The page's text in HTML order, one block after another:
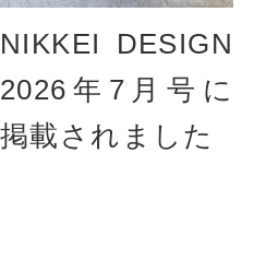
NIKKEI DESIGN
2026年7月号に
掲載されました